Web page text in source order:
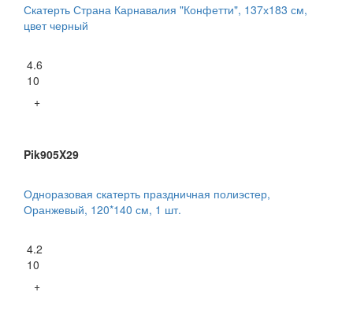
Скатерть Страна Карнавалия "Конфетти", 137х183 см,
цвет черный
4.6
10
+
Pik905X29
Одноразовая скатерть праздничная полиэстер,
Оранжевый, 120*140 см, 1 шт.
4.2
10
+